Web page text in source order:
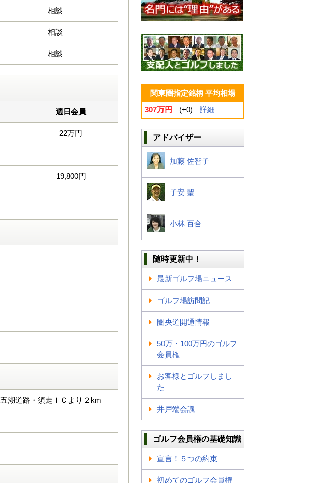
相談
相談
相談
週日会員
22万円
19,800円
湖道路・須走ＩＣより２km
関東圏指定銘柄 平均相場
307万円
(+0) 詳細
アドバイザー
加藤 佐智子
子安 聖
小林 百合
随時更新中！
最新ゴルフ場ニュース
ゴルフ場訪問記
圏央道開通情報
50万・100万円のゴルフ
会員権
お客様とゴルフしまし
た
井戸端会議
ゴルフ会員権の基礎知識
宣言！５つの約束
初めてのゴルフ会員権